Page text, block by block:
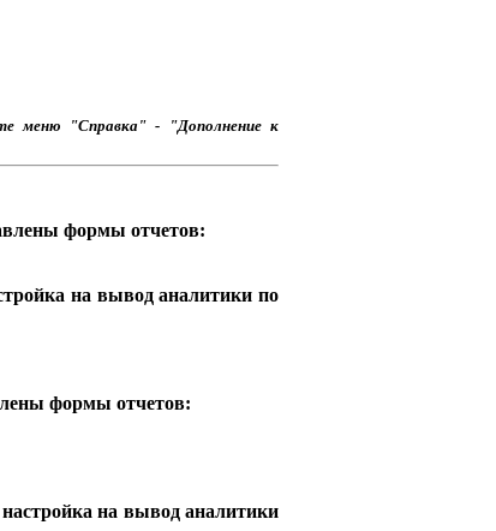
меню "Справка" - "Дополнение к
формы отчетов:
на вывод аналитики по
формы отчетов:
на вывод аналитики